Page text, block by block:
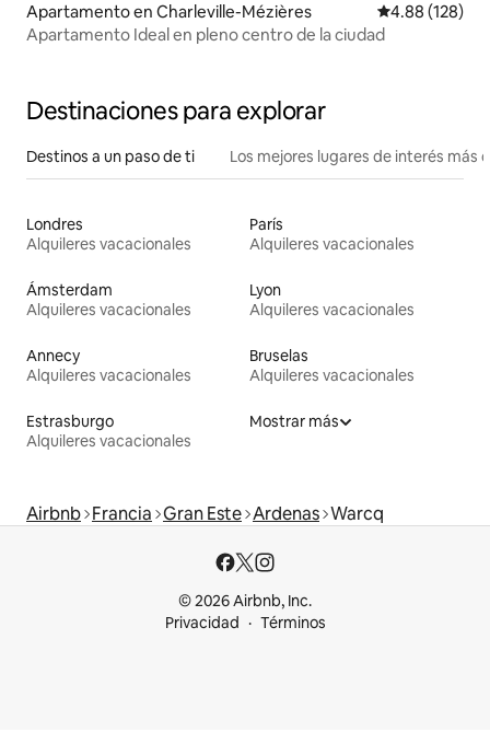
Apartamento en Charleville-Mézières Calificación
4.88 (128)
Apartamento Ideal en pleno centro de la ciudad
Destinaciones para explorar
Destinos a un paso de ti Los mejores lugares de interés más
Londres
Alquileres vacacionales
París
Alquileres vacacionales
Ámsterdam
Alquileres vacacionales
Lyon
Alquileres vacacionales
Annecy
Alquileres vacacionales
Bruselas
Alquileres vacacionales
Estrasburgo
Alquileres vacacionales
Mostrar más
Airbnb Francia Gran Este Ardenas Warcq
© 2026 Airbnb, Inc.
Privacidad
Términos